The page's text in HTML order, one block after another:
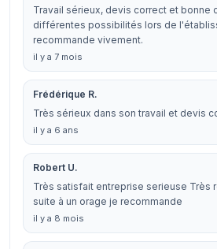
Travail sérieux, devis correct et bonne
différentes possibilités lors de
recommande vivement.
il y a 7 mois
Frédérique R.
Très sérieux dans son travail et devis
il y a 6 ans
Robert U.
Très satisfait entreprise serieuse Très
suite à un orage je recommande
il y a 8 mois